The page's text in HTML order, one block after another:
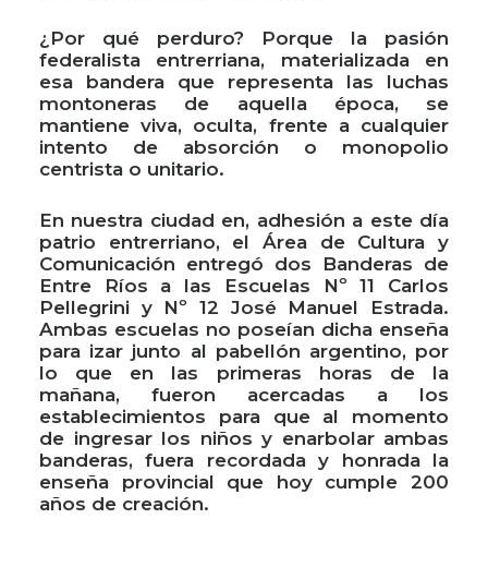
¿Por qué perduro? Porque la pasión
federalista entrerriana, materializada en
esa bandera que representa las luchas
montoneras de aquella época, se
mantiene viva, oculta, frente a cualquier
intento de absorción o monopolio
centrista o unitario.
En nuestra ciudad en, adhesión a este día
patrio entrerriano, el Área de Cultura y
Comunicación entregó dos Banderas de
Entre Ríos a las Escuelas Nº 11 Carlos
Pellegrini y Nº 12 José Manuel Estrada.
Ambas escuelas no poseían dicha enseña
para izar junto al pabellón argentino, por
lo que en las primeras horas de la
mañana, fueron acercadas a los
establecimientos para que al momento
de ingresar los niños y enarbolar ambas
banderas, fuera recordada y honrada la
enseña provincial que hoy cumple 200
años de creación.